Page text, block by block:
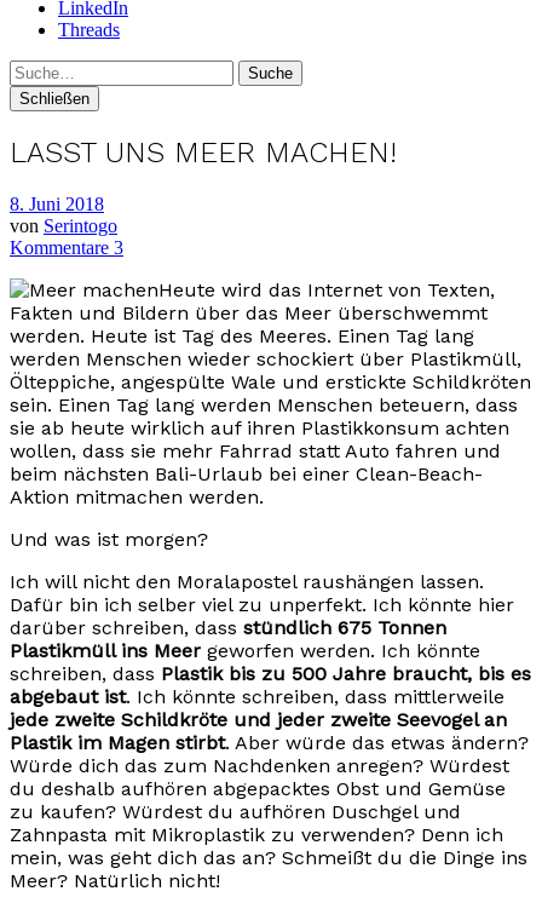
LinkedIn
Threads
Suche
Schließen
LASST UNS MEER MACHEN!
8. Juni 2018
von Serintogo
Kommentare 3
Heute wird das Internet von Texten,
Fakten und Bildern über das Meer überschwemmt
werden. Heute ist Tag des Meeres. Einen Tag lang
werden Menschen wieder schockiert über Plastikmüll,
Ölteppiche, angespülte Wale und erstickte Schildkröten
sein. Einen Tag lang werden Menschen beteuern, dass
sie ab heute wirklich auf ihren Plastikkonsum achten
wollen, dass sie mehr Fahrrad statt Auto fahren und
beim nächsten Bali-Urlaub bei einer Clean-Beach-
Aktion mitmachen werden.
Und was ist morgen?
Ich will nicht den Moralapostel raushängen lassen.
Dafür bin ich selber viel zu unperfekt. Ich könnte hier
darüber schreiben, dass stündlich 675 Tonnen
Plastikmüll ins Meer geworfen werden. Ich könnte
schreiben, dass Plastik bis zu 500 Jahre braucht, bis es
abgebaut ist. Ich könnte schreiben, dass mittlerweile
jede zweite Schildkröte und jeder zweite Seevogel an
Plastik im Magen stirbt. Aber würde das etwas ändern?
Würde dich das zum Nachdenken anregen? Würdest
du deshalb aufhören abgepacktes Obst und Gemüse
zu kaufen? Würdest du aufhören Duschgel und
Zahnpasta mit Mikroplastik zu verwenden? Denn ich
mein, was geht dich das an? Schmeißt du die Dinge ins
Meer? Natürlich nicht!